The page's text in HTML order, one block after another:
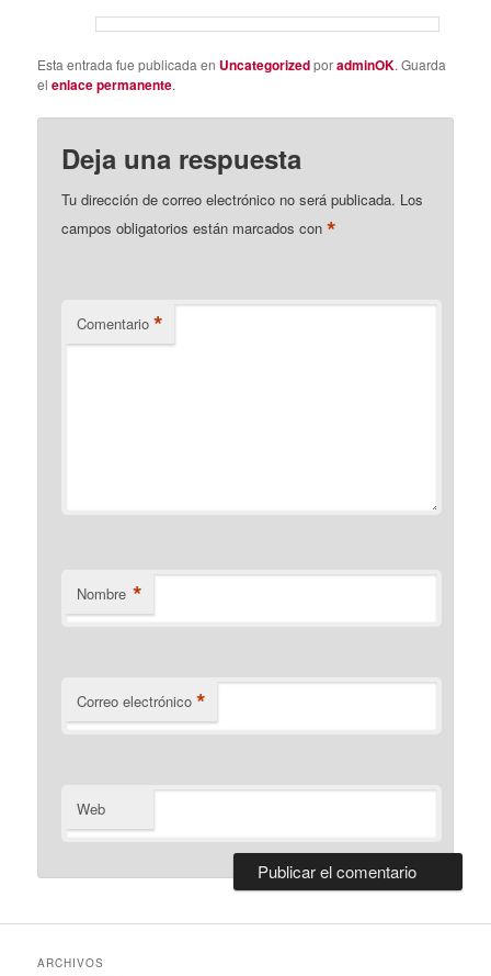
Esta entrada fue publicada en UncategorizedporadminOK. Guarda
elenlace permanente.
Deja una respuesta
Tu dirección de correo electrónico no será publicada. Los
campos obligatorios están marcados con*
Comentario *
Nombre *
Correo electrónico *
Web
ARCHIVOS